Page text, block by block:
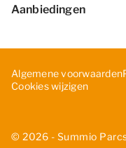
Aanbiedingen
© 2026 - Summio
Algemene voorwaarden
Cookies wijzigen